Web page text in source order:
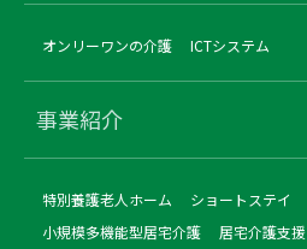
オンリーワンの介護 ICTシステム
事業紹介
特別養護老人ホーム ショートステイ
小規模多機能型居宅介護
居宅介護支援